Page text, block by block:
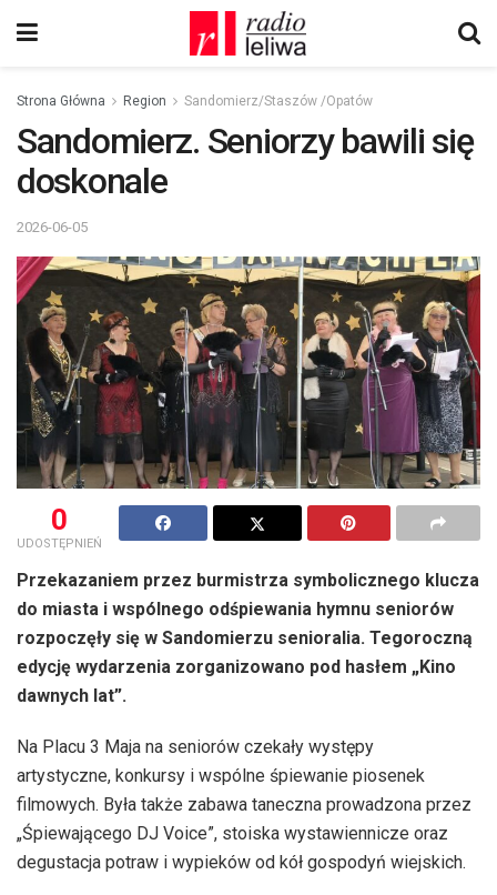
Strona Główna Region Sandomierz/Staszów /Opatów
Sandomierz. Seniorzy bawili się
doskonale
2026-06-05
0
UDOSTĘPNIEŃ
Przekazaniem przez burmistrza symbolicznego klucza
do miasta i wspólnego odśpiewania hymnu seniorów
rozpoczęły się w Sandomierzu senioralia. Tegoroczną
edycję wydarzenia zorganizowano pod hasłem „Kino
dawnych lat”.
Na Placu 3 Maja na seniorów czekały występy
artystyczne, konkursy i wspólne śpiewanie piosenek
filmowych. Była także zabawa taneczna prowadzona przez
„Śpiewającego DJ Voice”, stoiska wystawiennicze oraz
degustacja potraw i wypieków od kół gospodyń wiejskich.